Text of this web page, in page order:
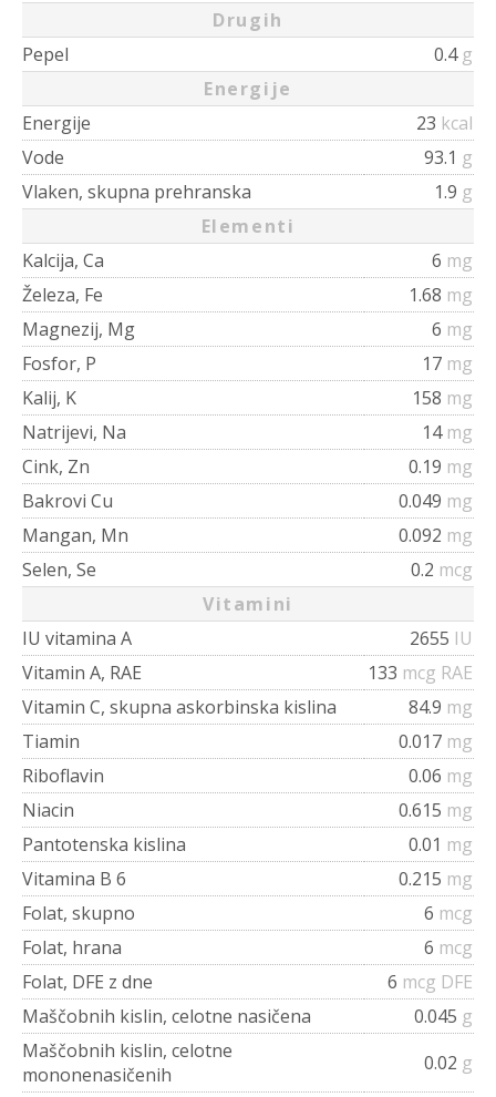
Drugih
Pepel
0.4 g
Energije
Energije
23 kcal
Vode
93.1 g
Vlaken, skupna prehranska
1.9 g
Elementi
Kalcija, Ca
6 mg
Železa, Fe
1.68 mg
Magnezij, Mg
6 mg
Fosfor, P
17 mg
Kalij, K
158 mg
Natrijevi, Na
14 mg
Cink, Zn
0.19 mg
Bakrovi Cu
0.049 mg
Mangan, Mn
0.092 mg
Selen, Se
0.2 mcg
Vitamini
IU vitamina A
2655 IU
Vitamin A, RAE
133 mcg RAE
Vitamin C, skupna askorbinska kislina
84.9 mg
Tiamin
0.017 mg
Riboflavin
0.06 mg
Niacin
0.615 mg
Pantotenska kislina
0.01 mg
Vitamina B 6
0.215 mg
Folat, skupno
6 mcg
Folat, hrana
6 mcg
Folat, DFE z dne
6 mcg DFE
Maščobnih kislin, celotne nasičena
0.045 g
Maščobnih kislin, celotne
mononenasičenih
0.02 g